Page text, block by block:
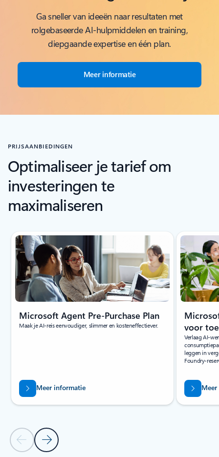
Ga sneller van ideeën naar resultaten met
rolgebaseerde AI-hulpmiddelen en training,
diepgaande expertise en één plan.
Meer informatie
PRIJSAANBIEDINGEN
Optimaliseer je tarief om
investeringen te
maximaliseren
Vorige diaVolgende dia
Microsoft Agent Pre-Purchase Plan
Maak je AI-reis eenvoudiger, slimmer en kosteneffectiever.
Meer informatie
voor
Verlaag AI-
leggen in
Foundry-